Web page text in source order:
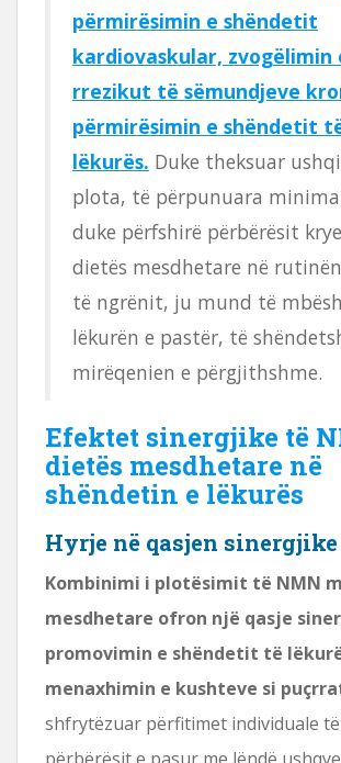
përmirësimin e shëndetit
kardiovaskular, zvogëlimin
rrezikut të sëmundjeve
përmirësimin e shëndetit
lëkurës. Duke theksuar
plota, të përpunuara
duke përfshirë përbërësit
dietës mesdhetare në
të ngrënit, ju mund të
lëkurën e pastër, të
mirëqenien e përgjithshme.
Efektet sinergjike të
dietës mesdhetare në
shëndetin e lëkurës
Hyrje në qasjen sinergjike
Kombinimi i plotësimit të NMN
mesdhetare ofron një qasje
promovimin e shëndetit të
menaxhimin e kushteve si
shfrytëzuar përfitimet individuale
përbërësit e pasur me lëndë